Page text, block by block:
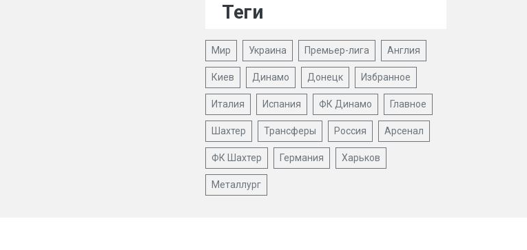
Теги
Мир Украина Премьер-лига Англия
Киев Динамо Донецк Избранное
Италия Испания ФК Динамо Главное
Шахтер Трансферы Россия Арсенал
ФК Шахтер Германия Харьков
Металлург